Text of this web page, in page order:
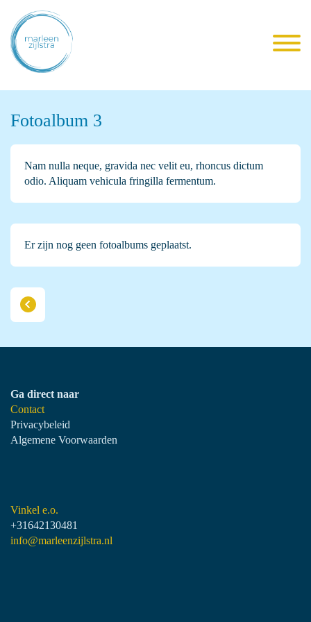
Fotoalbum 3
Nam nulla neque, gravida nec velit eu, rhoncus dictum
odio. Aliquam vehicula fringilla fermentum.
Er zijn nog geen fotoalbums geplaatst.
Ga direct naar
Contact
Privacybeleid
Algemene Voorwaarden
Vinkel e.o.
+31642130481
info@marleenzijlstra.nl